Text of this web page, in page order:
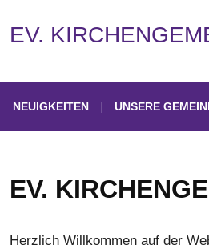
EV.
NEUIGKEITEN UNSERE
EV.
Herzlich Willkommen auf der